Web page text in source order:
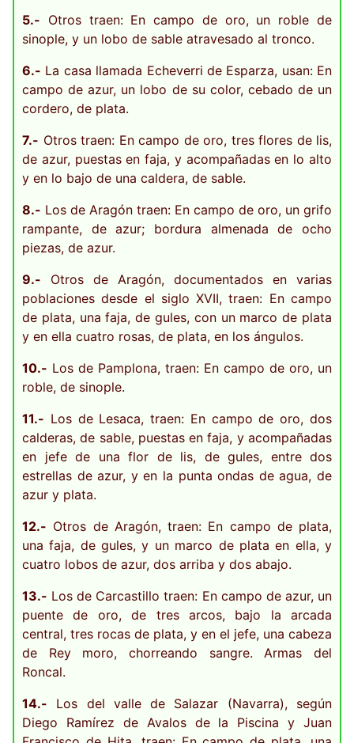
5.- Otros traen: En campo de oro, un roble de
sinople, y un lobo de sable atravesado al tronco.
6.- La casa llamada Echeverri de Esparza, usan: En
campo de azur, un lobo de su color, cebado de un
cordero, de plata.
7.- Otros traen: En campo de oro, tres flores de lis,
de azur, puestas en faja, y acompañadas en lo alto
y en lo bajo de una caldera, de sable.
8.- Los de Aragón traen: En campo de oro, un grifo
rampante, de azur; bordura almenada de ocho
piezas, de azur.
9.- Otros de Aragón, documentados en varias
poblaciones desde el siglo XVII, traen: En campo
de plata, una faja, de gules, con un marco de plata
y en ella cuatro rosas, de plata, en los ángulos.
10.- Los de Pamplona, traen: En campo de oro, un
roble, de sinople.
11.- Los de Lesaca, traen: En campo de oro, dos
calderas, de sable, puestas en faja, y acompañadas
en jefe de una flor de lis, de gules, entre dos
estrellas de azur, y en la punta ondas de agua, de
azur y plata.
12.- Otros de Aragón, traen: En campo de plata,
una faja, de gules, y un marco de plata en ella, y
cuatro lobos de azur, dos arriba y dos abajo.
13.- Los de Carcastillo traen: En campo de azur, un
puente de oro, de tres arcos, bajo la arcada
central, tres rocas de plata, y en el jefe, una cabeza
de Rey moro, chorreando sangre. Armas del
Roncal.
14.- Los del valle de Salazar (Navarra), según
Diego Ramírez de Avalos de la Piscina y Juan